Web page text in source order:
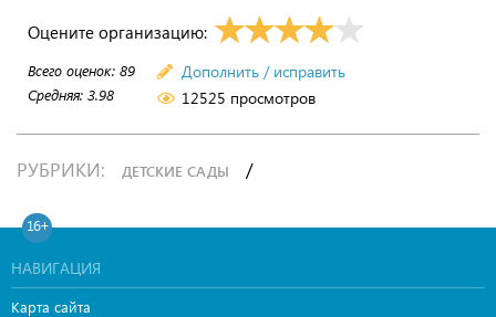
Оцените организацию:
Всего оценок: 89
Средняя: 3.98
Дополнить / исправить
12525 просмотров
РУБРИКИ: ДЕТСКИЕ САДЫ /
16+
НАВИГАЦИЯ
Карта сайта